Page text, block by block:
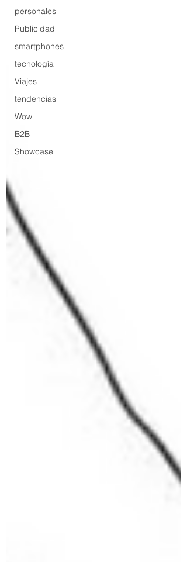
personales
Publicidad
smartphones
tecnología
Viajes
tendencias
Wow
B2B
Showcase